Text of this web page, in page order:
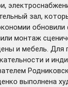
зал,
монтаж
и мебель. Для
и
выполнена